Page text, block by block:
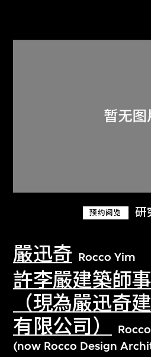
预约阅览 研
嚴迅奇 Rocco Yim
許李嚴建築師
（現為嚴迅奇
有限公司）
(now Rocco Design
关于M+藏品
探索世界顶级的二十及
文化藏品。